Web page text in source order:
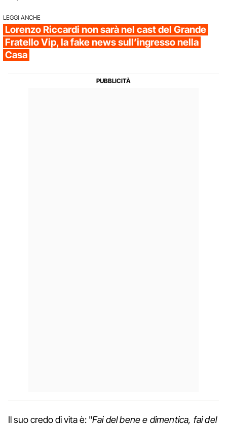
LEGGI ANCHE
Lorenzo Riccardi non sarà nel cast del Grande
Fratello Vip, la fake news sull’ingresso nella
Casa
Il suo credo di vita è: "Fai del bene e dimentica, fai del